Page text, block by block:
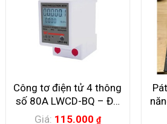
Công tơ điện tử 4 thông
số 80A LWCD-BQ – Đo
điện chính xác 100%
Giá: 115.000 ₫
GẦN 2.400 TỶ ĐỒNG XÂY
NĂNG LƯỢNG MẶT TRỜI
Với tổng vốn đầu tư 2.373 tỷ đồng, Dự